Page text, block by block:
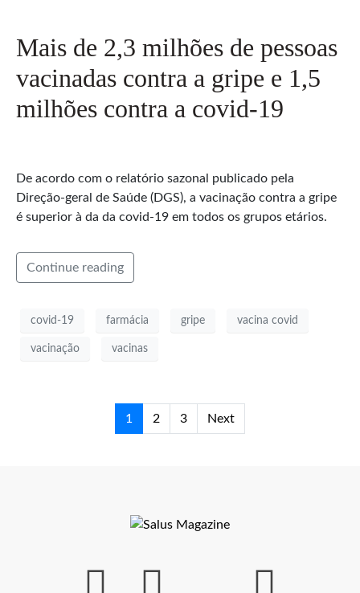
Mais de 2,3 milhões de pessoas
vacinadas contra a gripe e 1,5
milhões contra a covid-19
De acordo com o relatório sazonal publicado pela
Direção-geral de Saúde (DGS), a vacinação contra a gripe
é superior à da da covid-19 em todos os grupos etários.
Continue reading
covid-19 farmácia gripe vacina covid
vacinação vacinas
1 2 3 Next